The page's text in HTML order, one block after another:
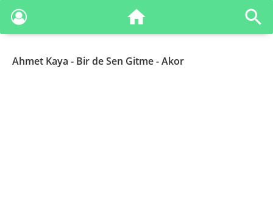
Ahmet Kaya - Bir de Sen Gitme - Akor